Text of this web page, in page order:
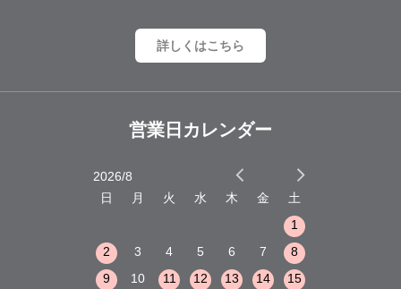
詳しくはこちら
営業日カレンダー
2026/8
日
月 火 水 木 金
土
1
2
3 4 5 6 7
8
9
10 11 12 13 14
15